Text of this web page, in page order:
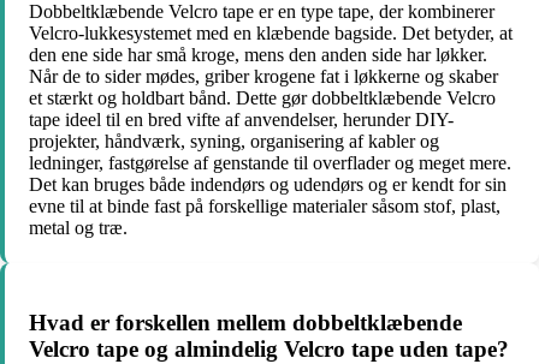
Dobbeltklæbende Velcro tape er en type tape, der kombinerer
Velcro-lukkesystemet med en klæbende bagside. Det betyder, at
den ene side har små kroge, mens den anden side har løkker.
Når de to sider mødes, griber krogene fat i løkkerne og skaber
et stærkt og holdbart bånd. Dette gør dobbeltklæbende Velcro
tape ideel til en bred vifte af anvendelser, herunder DIY-
projekter, håndværk, syning, organisering af kabler og
ledninger, fastgørelse af genstande til overflader og meget mere.
Det kan bruges både indendørs og udendørs og er kendt for sin
evne til at binde fast på forskellige materialer såsom stof, plast,
metal og træ.
Hvad er forskellen mellem dobbeltklæbende
Velcro tape og almindelig Velcro tape uden tape?